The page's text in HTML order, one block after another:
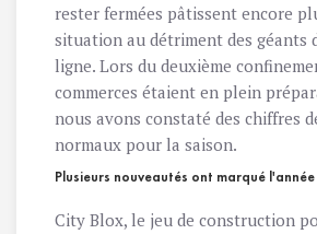
rester fermées pâtissent encore
situation au détriment des géants
ligne. Lors du deuxième
commerces étaient en plein
nous avons constaté des chiffres
normaux pour la saison.
Plusieurs nouveautés ont marqué l'année
City Blox, le jeu de construction